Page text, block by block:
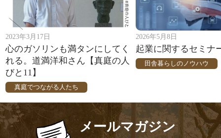
2023年3月17日
心のガソリンも満タンにしてく
れる。道満洋和さん【真庭の人
びと11】
真庭でつながる人たち
2026年5月8日
起業に関するセミナ
田舎暮らしのノウハウ
メールマガジン